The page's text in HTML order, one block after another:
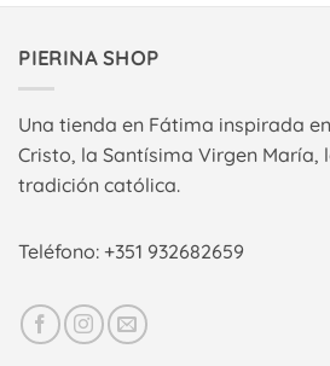
PIERINA SHOP
Una tienda en Fátima inspirada
Cristo, la Santísima Virgen María,
tradición católica.
Teléfono: +351 932682659